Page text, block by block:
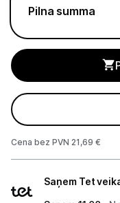
Spēļu
Projektori
Tīkla
Biroja
Pilna summa
Cena bez PVN 21,69 €
veidi
Saņem Tet